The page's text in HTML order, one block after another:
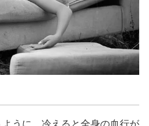
ように、冷えると全身の血行が